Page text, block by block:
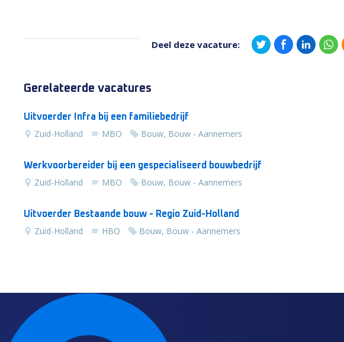
Deel deze vacature:
Gerelateerde vacatures
Uitvoerder Infra bij een familiebedrijf
Zuid-Holland MBO Bouw, Bouw - Aannemers
Werkvoorbereider bij een gespecialiseerd bouwbedrijf
Zuid-Holland MBO Bouw, Bouw - Aannemers
Uitvoerder Bestaande bouw - Regio Zuid-Holland
Zuid-Holland HBO Bouw, Bouw - Aannemers